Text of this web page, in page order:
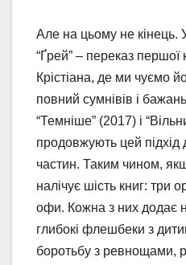
Але на цьому не кінець.
“Ґрей” – переказ першої
Крістіана, де ми чуємо
повний сумнівів і
“Темніше” (2017) і
продовжують цей підхід
частин. Таким чином,
налічує шість книг: три
офи. Кожна з них додає
глибокі флешбеки з
боротьбу з ревнощами,